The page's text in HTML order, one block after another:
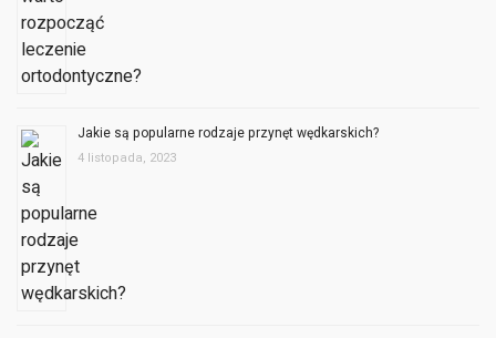
Jakie są popularne rodzaje przynęt wędkarskich?
4 listopada, 2023